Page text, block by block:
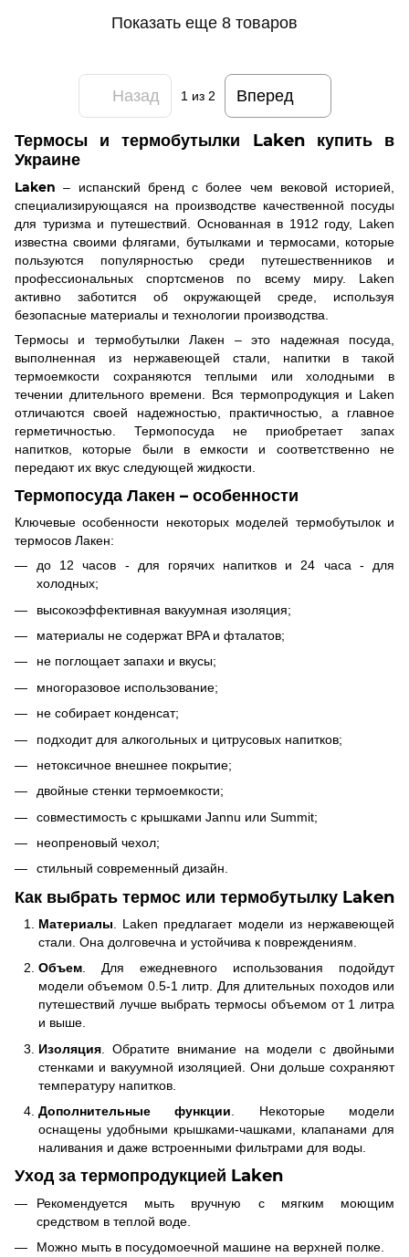
Показать еще 8 товаров
Назад 1из 2 Вперед
Термосы и термобутылки Laken купить в
Украине
Laken – испанский бренд с более чем вековой историей,
специализирующаяся на производстве качественной посуды
для туризма и путешествий. Основанная в 1912 году, Laken
известна своими флягами, бутылками и термосами, которые
пользуются популярностью среди путешественников и
профессиональных спортсменов по всему миру. Laken
активно заботится об окружающей среде, используя
безопасные материалы и технологии производства.
Термосы и термобутылки Лакен – это надежная посуда,
выполненная из нержавеющей стали, напитки в такой
термоемкости сохраняются теплыми или холодными в
течении длительного времени. Вся термопродукция и Laken
отличаются своей надежностью, практичностью, а главное
герметичностью. Термопосуда не приобретает запах
напитков, которые были в емкости и соответственно не
передают их вкус следующей жидкости.
Термопосуда Лакен – особенности
Ключевые особенности некоторых моделей термобутылок и
термосов Лакен:
до 12 часов - для горячих напитков и 24 часа - для
холодных;
высокоэффективная вакуумная изоляция;
материалы не содержат BPA и фталатов;
не поглощает запахи и вкусы;
многоразовое использование;
не собирает конденсат;
подходит для алкогольных и цитрусовых напитков;
нетоксичное внешнее покрытие;
двойные стенки термоемкости;
совместимость с крышками Jannu или Summit;
неопреновый чехол;
стильный современный дизайн.
Как выбрать термос или термобутылку Laken
Материалы . Laken предлагает модели из нержавеющей
стали. Она долговечна и устойчива к повреждениям.
Объем. Для ежедневного использования подойдут
модели объемом 0.5-1 литр. Для длительных походов или
путешествий лучше выбрать термосы объемом от 1 литра
и выше.
Изоляция . Обратите внимание на модели с двойными
стенками и вакуумной изоляцией. Они дольше сохраняют
температуру напитков.
Дополнительные функции. Некоторые модели
оснащены удобными крышками-чашками, клапанами для
наливания и даже встроенными фильтрами для воды.
Уход за термопродукцией Laken
Рекомендуется мыть вручную с мягким моющим
средством в теплой воде.
Можно мыть в посудомоечной машине на верхней полке.